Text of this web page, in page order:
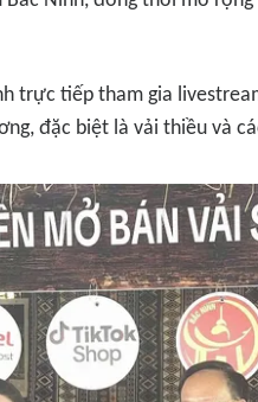
trực tiếp tham gia
đặc biệt là vải thiều và